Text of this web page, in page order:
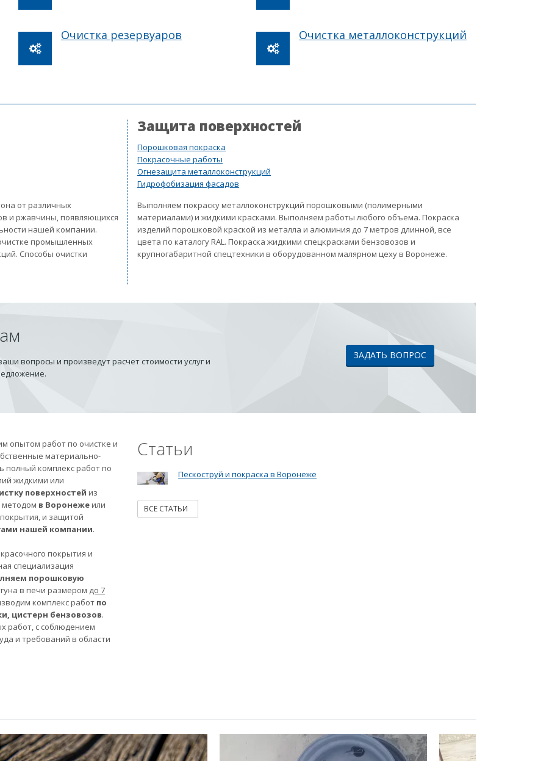
Очистка резервуаров Очистка металлоконструкций
от различных
и ржавчины, появляющихся
нашей компании.
промышленных
Способы очистки
Защита поверхностей
Порошковая покраска
Покрасочные работы
Огнезащита металлоконструкций
Гидрофобизация фасадов
Выполняем покраску металлоконструкций порошковыми (полимерными
материалами) и жидкими красками. Выполняем работы любого объема. Покраска
изделий порошковой краской из металла и алюминия до 7 метров длинной, все
цвета по каталогу RAL. Покраска жидкими спецкрасками бензовозов и
крупногабаритной спецтехники в оборудованном малярном цеху в Воронеже.
вопросы и произведут расчет стоимости услуг и
ЗАДАТЬ ВОПРОС
опытом работ по очистке и
материально-
полный комплекс работ по
жидкими или
поверхностей из
методом в Воронежеили
и защитой
нашей компании.
покрытия и
специализация
порошковую
в печи размером до 7
комплекс работ по
цистерн бензовозов.
работ, с соблюдением
и требований в области
Статьи
Пескоструй и покраска в Воронеже
ВСЕ СТАТЬИ